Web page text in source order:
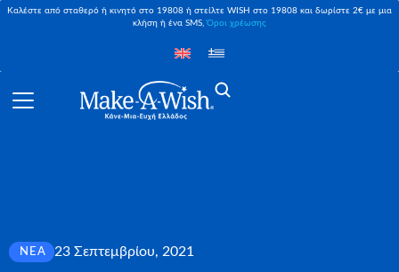
Καλέστε από σταθερό ή κινητό στο 19808 ή στείλτε WISH στο 19808 και δωρίστε 2€ με μια
κλήση ή ένα SMS,Όροι χρέωσης
ΝΈΑ 23 Σεπτεμβρίου, 2021